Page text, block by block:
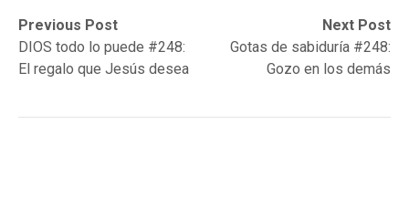
Post
navigation
Previous Post
Previous
post:DIOS todo lo puede #248:
El regalo que Jesús desea
Next Post
Next
post:
Gotas de sabiduría #248:
Gozo en los demás